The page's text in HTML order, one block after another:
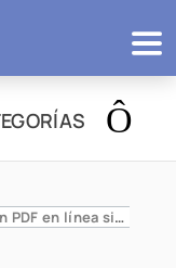
Editar un PDF en línea sin Acrobat — lo que realmente funciona